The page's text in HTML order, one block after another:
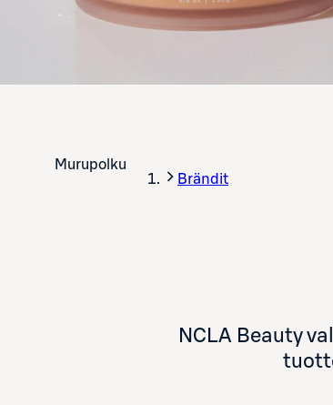
Murupolku
Brändit
NCLA Beauty